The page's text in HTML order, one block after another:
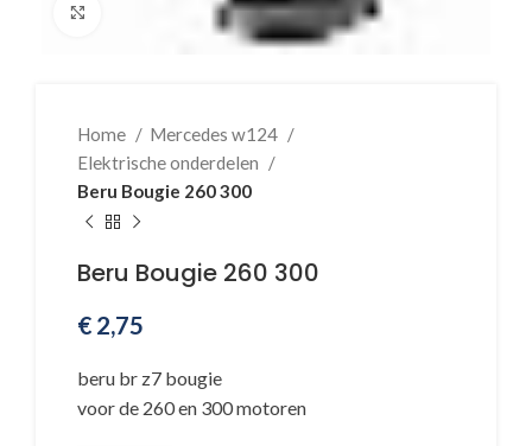
Klik voor vergroting
Home
Mercedes w124
Elektrische onderdelen
Beru Bougie 260 300
Beru Bougie 260 300
€ 2,75
beru br z7 bougie
voor de 260 en 300 motoren